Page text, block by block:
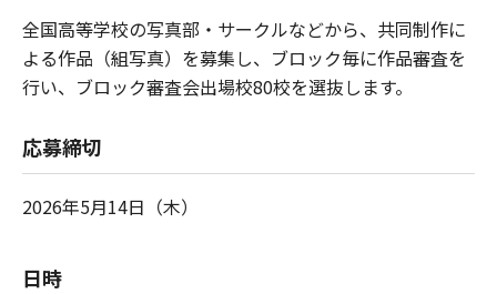
全国高等学校の写真部・サークルなどから、共同制作に
よる作品（組写真）を募集し、ブロック毎に作品審査を
行い、ブロック審査会出場校80校を選抜します。
応募締切
2026年5月14日（木）
日時